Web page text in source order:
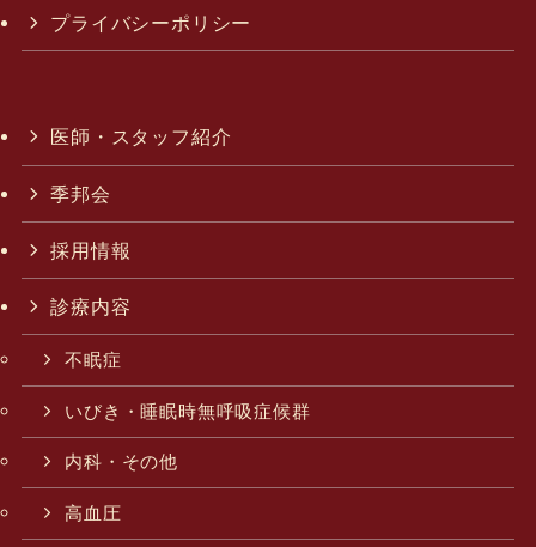
プライバシーポリシー
医師・スタッフ紹介
季邦会
採用情報
診療内容
不眠症
いびき・睡眠時無呼吸症候群
内科・その他
高血圧